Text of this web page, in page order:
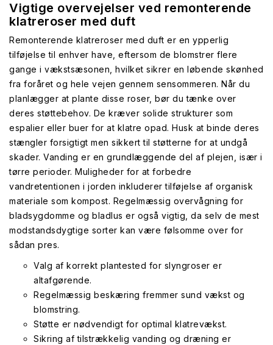
Vigtige overvejelser ved remonterende
klatreroser med duft
Remonterende klatreroser med duft er en ypperlig
tilføjelse til enhver have, eftersom de blomstrer flere
gange i vækstsæsonen, hvilket sikrer en løbende skønhed
fra foråret og hele vejen gennem sensommeren. Når du
planlægger at plante disse roser, bør du tænke over
deres støttebehov. De kræver solide strukturer som
espalier eller buer for at klatre opad. Husk at binde deres
stængler forsigtigt men sikkert til støtterne for at undgå
skader. Vanding er en grundlæggende del af plejen, især i
tørre perioder. Muligheder for at forbedre
vandretentionen i jorden inkluderer tilføjelse af organisk
materiale som kompost. Regelmæssig overvågning for
bladsygdomme og bladlus er også vigtig, da selv de mest
modstandsdygtige sorter kan være følsomme over for
sådan pres.
Valg af korrekt plantested for slyngroser er
altafgørende.
Regelmæssig beskæring fremmer sund vækst og
blomstring.
Støtte er nødvendigt for optimal klatrevækst.
Sikring af tilstrækkelig vanding og dræning er